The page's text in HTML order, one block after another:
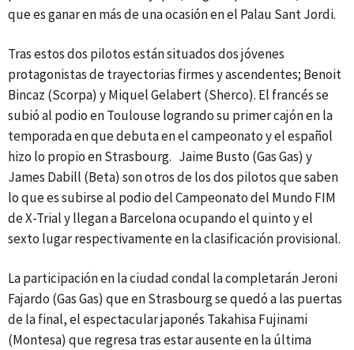
que es ganar en más de una ocasión en el Palau Sant Jordi.
Tras estos dos pilotos están situados dos jóvenes
protagonistas de trayectorias firmes y ascendentes; Benoit
Bincaz (Scorpa) y Miquel Gelabert (Sherco). El francés se
subió al podio en Toulouse logrando su primer cajón en la
temporada en que debuta en el campeonato y el español
hizo lo propio en Strasbourg. Jaime Busto (Gas Gas) y
James Dabill (Beta) son otros de los dos pilotos que saben
lo que es subirse al podio del Campeonato del Mundo FIM
de X-Trial y llegan a Barcelona ocupando el quinto y el
sexto lugar respectivamente en la clasificación provisional.
La participación en la ciudad condal la completarán Jeroni
Fajardo (Gas Gas) que en Strasbourg se quedó a las puertas
de la final, el espectacular japonés Takahisa Fujinami
(Montesa) que regresa tras estar ausente en la última